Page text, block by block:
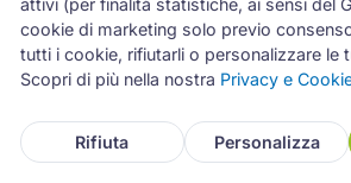
📍
Zona operativa
Brescia e intera
attivi (per finalità statistiche, ai sensi del
cookie di marketing solo previo
tutti i cookie, rifiutarli o personalizzare le
Scopri di più nella nostra Privacy e
Rifiuta Personalizza